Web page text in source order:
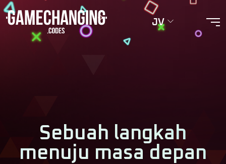
JV
Sebuah langkah
menuju masa depan